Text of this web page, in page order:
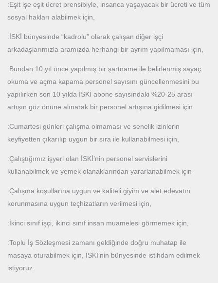
:Eşit işe eşit ücret prensibiyle, insanca yaşayacak bir ücreti ve tüm
sosyal hakları alabilmek için,
:İSKİ bünyesinde “kadrolu” olarak çalışan diğer işçi
arkadaşlarımızla aramızda herhangi bir ayrım yapılmaması için,
:Bundan 10 yıl önce yapılmış bir şartname ile belirlenmiş sayaç
okuma ve açma kapama personel sayısını güncellenmesini bu
yapılırken son 10 yılda İSKİ abone sayısındaki %20-25 arası
artışın göz önüne alınarak bir personel artışına gidilmesi için
:Cumartesi günleri çalışma olmaması ve senelik izinlerin
keyfiyetten çıkarılıp uygun bir sıra ile kullanabilmesi için,
:Çalıştığımız işyeri olan İSKİ’nin personel servislerini
kullanabilmek ve yemek olanaklarından yararlanabilmek için
:Çalışma koşullarına uygun ve kaliteli giyim ve alet edevatın
korunmasına uygun teçhizatların verilmesi için,
:İkinci sınıf işçi, ikinci sınıf insan muamelesi görmemek için,
:Toplu İş Sözleşmesi zamanı geldiğinde doğru muhatap ile
masaya oturabilmek için, İSKİ’nin bünyesinde istihdam edilmek
istiyoruz.